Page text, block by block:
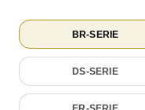
BR-SERIE
DS-SERIE